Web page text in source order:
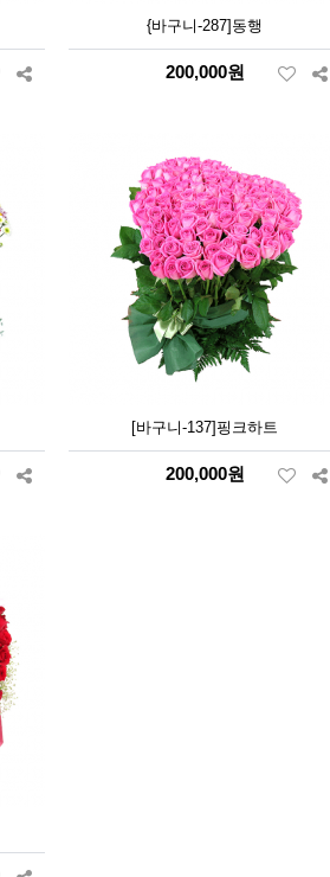
{바구니-287]동행
200,000원
[바구니-137]핑크하트
200,000원